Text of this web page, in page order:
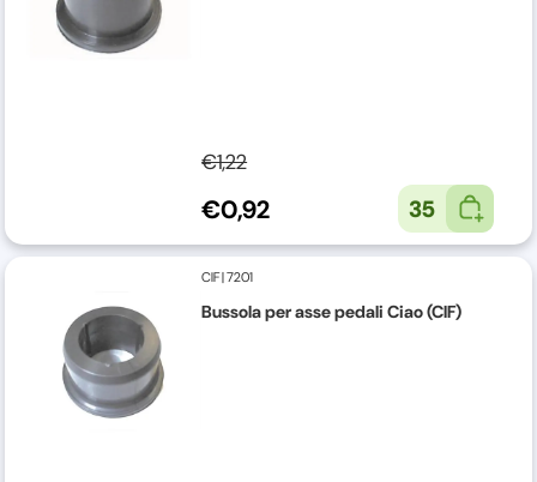
€1,22
€0,92 35
CIF|7201
Bussola per asse pedali Ciao (CIF)